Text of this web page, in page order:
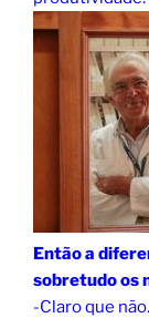
Então a
sobretudo os
-Claro que